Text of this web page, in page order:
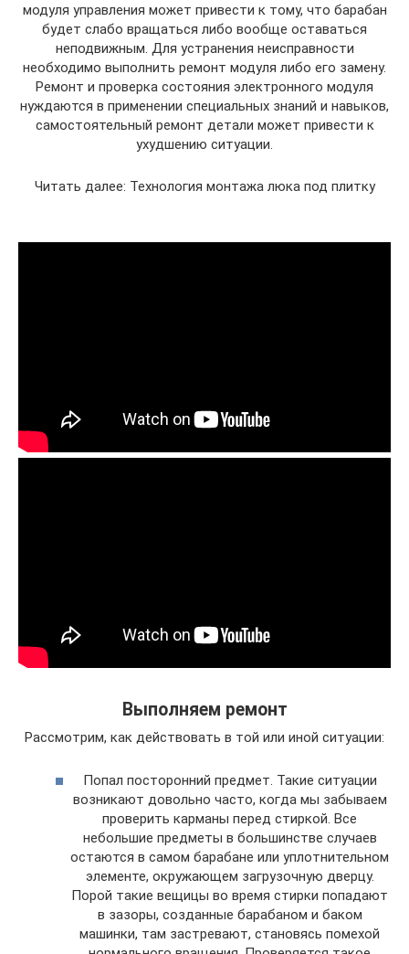
модуля управления может привести к тому, что барабан
будет слабо вращаться либо вообще оставаться
неподвижным. Для устранения неисправности
необходимо выполнить ремонт модуля либо его замену.
Ремонт и проверка состояния электронного модуля
нуждаются в применении специальных знаний и навыков,
самостоятельный ремонт детали может привести к
ухудшению ситуации.
Читать далее: Технология монтажа люка под плитку
Выполняем ремонт
Рассмотрим, как действовать в той или иной ситуации:
Попал посторонний предмет. Такие ситуации
возникают довольно часто, когда мы забываем
проверить карманы перед стиркой. Все
небольшие предметы в большинстве случаев
остаются в самом барабане или уплотнительном
элементе, окружающем загрузочную дверцу.
Порой такие вещицы во время стирки попадают
в зазоры, созданные барабаном и баком
машинки, там застревают, становясь помехой